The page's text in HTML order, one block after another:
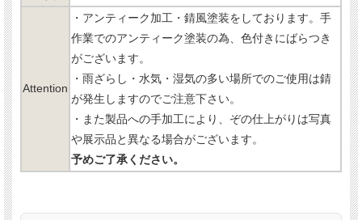
Attention
・アンティーク加工・錆風塗装をしております。手
作業でのアンティーク塗装の為、色付きにばらつき
がございます。
・雨ざらし・水気・湿気の多い場所でのご使用は錆
が発生しますのでご注意下さい。
・また製品への手加工により、ぞの仕上がりは写真
や展示品と異なる場合がございます。
予めご了承ください。